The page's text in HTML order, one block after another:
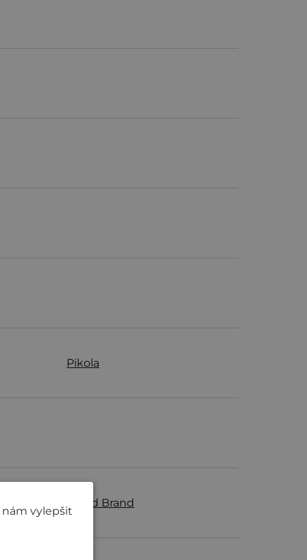
Pikola
Squid Brand
nám vylepšit